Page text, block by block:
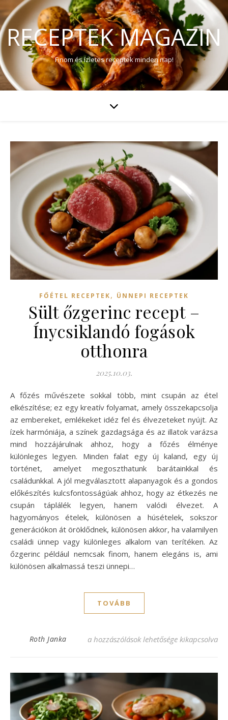
RECEPTEK MAGAZIN
Finom és ízletes receptek minden nap!
FŐÉTEL RECEPTEK, ÜNNEPI RECEPTEK
Sült őzgerinc recept –
Ínycsiklandó fogások
otthonra
2025.10.03.
A főzés művészete sokkal több, mint csupán az étel
elkészítése; ez egy kreatív folyamat, amely összekapcsolja
az embereket, emlékeket idéz fel és élvezeteket nyújt. Az
ízek harmóniája, a színek gazdagsága és az illatok varázsa
mind hozzájárulnak ahhoz, hogy a főzés élménye
különleges legyen. Minden falat egy új kaland, egy új
történet, amelyet megoszthatunk barátainkkal és
családunkkal. A jól megválasztott alapanyagok és a gondos
előkészítés kulcsfontosságúak ahhoz, hogy az étkezés ne
csupán táplálék legyen, hanem valódi élvezet. A
hagyományos ételek, különösen a húsételek, sokszor
generációkon át öröklődnek, különösen akkor, ha valamilyen
családi ünnep vagy különleges alkalom van terítéken. Az
őzgerinc például nemcsak finom, hanem elegáns is, ami
különösen alkalmassá teszi ünnepi…
TOVÁBB
Roth Janka Sült őzgerinc recept – Ínycsiklandó
a hozzászólások lehetősége kikapcsolva